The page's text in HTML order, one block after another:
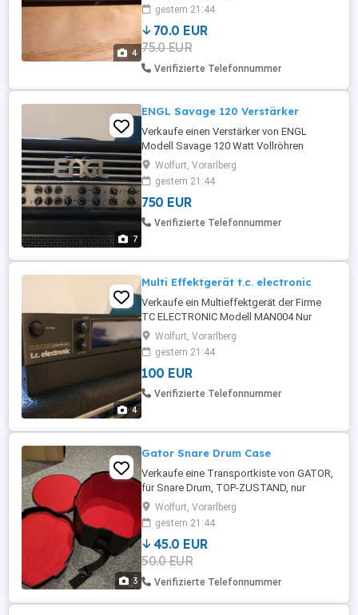
4
gestern 21:44
70.0 EUR
75.0 EUR
Verifizierte Telefonnummer
7
ENGL Savage 120 Verstärker
Verkaufe einen Verstärker von ENGL
Modell Savage 120 Watt Vollröhren
Verstärker 4 Kanäle: clean, crunch 1,
crunch 2, lead Sehr guter Zustand, wurde
nur selten bespielt
Wolfurt, Vorarlberg
gestern 21:44
750 EUR
Verifizierte Telefonnummer
4
Multi Effektgerät t.c. electronic
Verkaufe ein Multieffektgerät der Firme
TC ELECTRONIC Modell MAN004 Nur
leichte Kratzer an der Oberfläche,
ansonsten aber voll funktionsfähig
Wolfurt, Vorarlberg
gestern 21:44
100 EUR
Verifizierte Telefonnummer
3
Gator Snare Drum Case
Verkaufe eine Transportkiste von GATOR,
für Snare Drum, TOP-ZUSTAND, nur
übliche, leichte Gebrauchsspuren.
Wolfurt, Vorarlberg
gestern 21:44
45.0 EUR
50.0 EUR
Verifizierte Telefonnummer